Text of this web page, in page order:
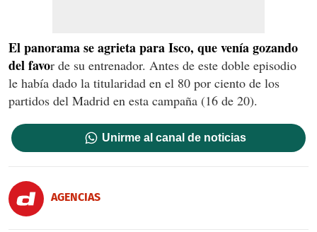
El panorama se agrieta para Isco, que venía gozando
del favor de su entrenador. Antes de este doble episodio
le había dado la titularidad en el 80 por ciento de los
partidos del Madrid en esta campaña (16 de 20).
Unirme al canal de noticias
AGENCIAS